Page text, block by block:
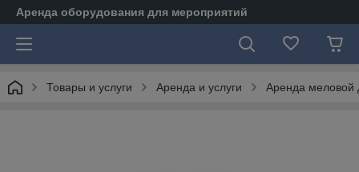
Аренда оборудования для мероприятий
Товары и услуги Аренда и услуги Аренда меловой